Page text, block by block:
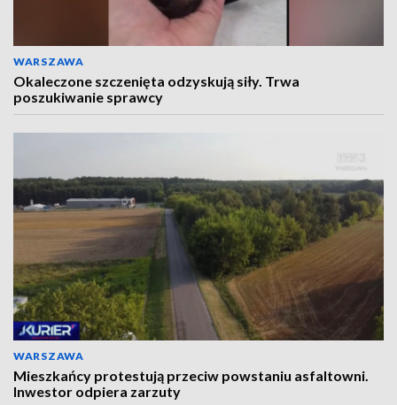
WARSZAWA
Okaleczone szczenięta odzyskują siły. Trwa
poszukiwanie sprawcy
WARSZAWA
Mieszkańcy protestują przeciw powstaniu asfaltowni.
Inwestor odpiera zarzuty